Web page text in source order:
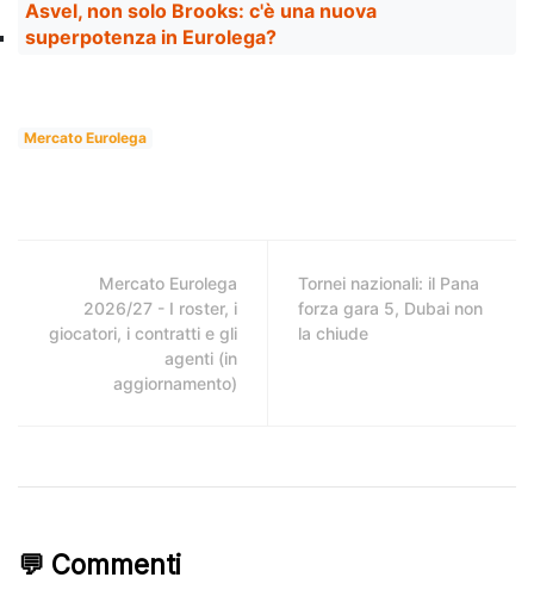
Asvel, non solo Brooks: c'è una nuova
superpotenza in Eurolega?
Mercato Eurolega
Mercato Eurolega
2026/27 - I roster, i
giocatori, i contratti e gli
agenti (in
aggiornamento)
Tornei nazionali: il Pana
forza gara 5, Dubai non
la chiude
💬 Commenti